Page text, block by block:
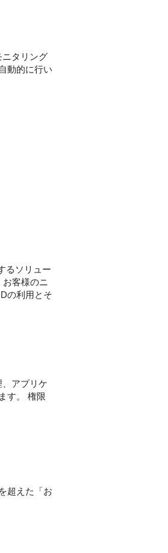
タリング
動的に行い
るソリュー
客様のニ
の利用とそ
アプリケ
す。 権限
超えた「お